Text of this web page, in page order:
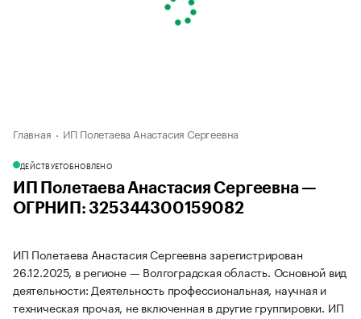
Главная ИП Полетаева Анастасия Сергеевна
ДЕЙСТВУЕТОБНОВЛЕНО
ИП Полетаева Анастасия Сергеевна —
ОГРНИП: 325344300159082
ИП Полетаева Анастасия Сергеевна зарегистрирован
26.12.2025, в регионе — Волгоградская область. Основной вид
деятельности: Деятельность профессиональная, научная и
техническая прочая, не включенная в другие группировки. ИП